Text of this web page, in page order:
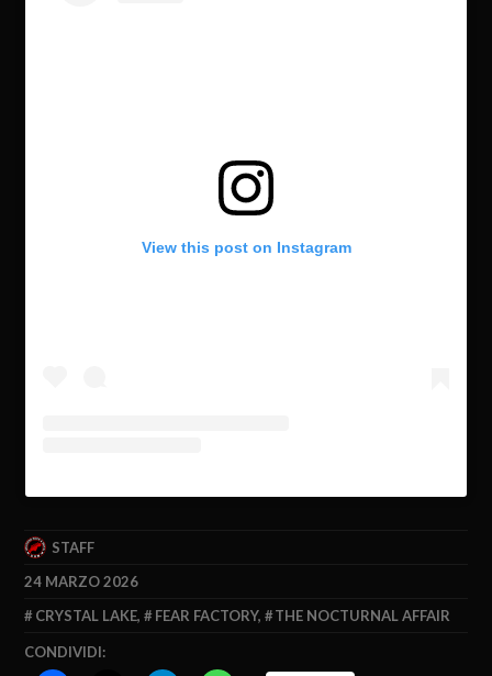
View this post on Instagram
STAFF
24 MARZO 2026
CRYSTAL LAKE, FEAR FACTORY, THE NOCTURNAL AFFAIR
CONDIVIDI: